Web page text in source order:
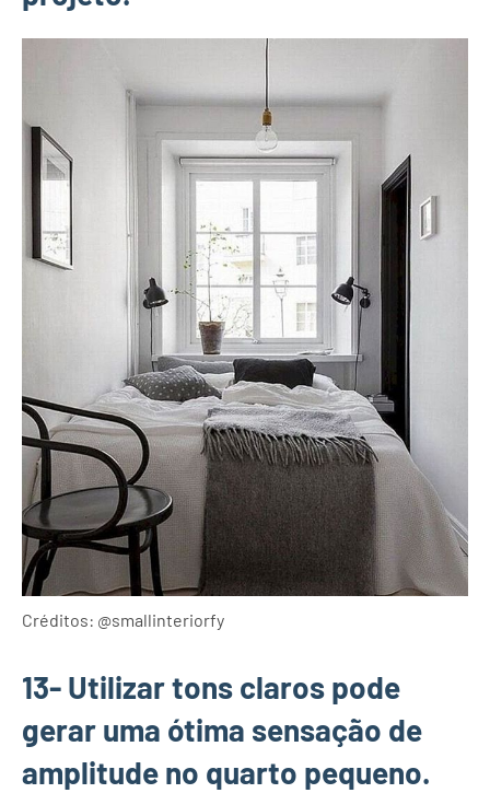
Créditos: @smallinteriorfy
13- Utilizar tons claros pode
gerar uma ótima sensação de
amplitude no quarto pequeno.